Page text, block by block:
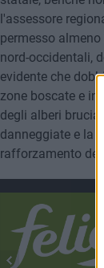
l'assessore
permesso
nord-occidentali,
evidente che
zone boscate e
degli alberi
danneggiate e la
rafforzamento